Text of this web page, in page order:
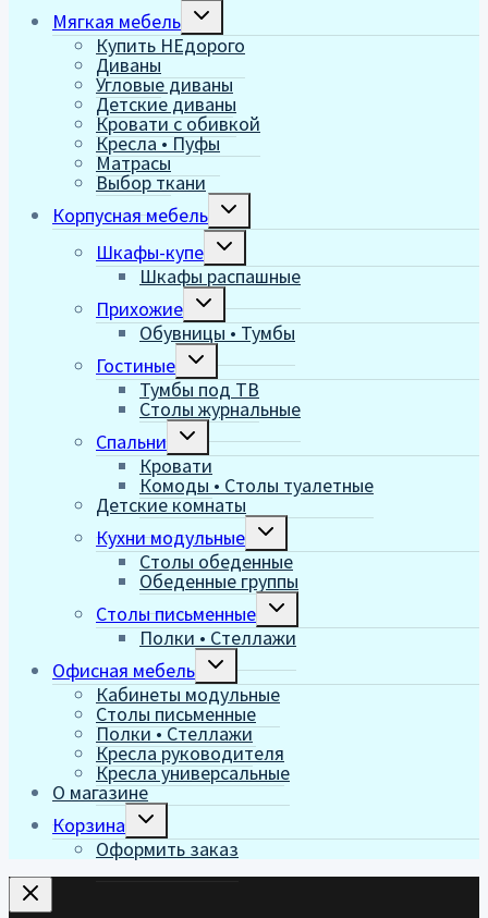
Мягкая мебель
Переключить
меню
Купить НЕдорого
Диваны
Угловые диваны
Детские диваны
Кровати с обивкой
Кресла • Пуфы
Матрасы
Выбор ткани
Корпусная мебель
Переключить
меню
Шкафы-купе
Переключить
меню
Шкафы распашные
Прихожие
Переключить
дочернее
меню
Обувницы • Тумбы
Гостиные
Переключить
дочернее
меню
Тумбы под ТВ
Столы журнальные
Спальни
Переключить
дочернее
меню
Кровати
Комоды • Столы туалетные
Детские комнаты
Кухни модульные
Переключить
меню
Столы обеденные
Обеденные группы
Столы письменные
Переключить
меню
Полки • Стеллажи
Офисная мебель
Переключить
дочернее
меню
Кабинеты модульные
Столы письменные
Полки • Стеллажи
Кресла руководителя
Кресла универсальные
О магазине
Корзина
Переключить
меню
Оформить заказ